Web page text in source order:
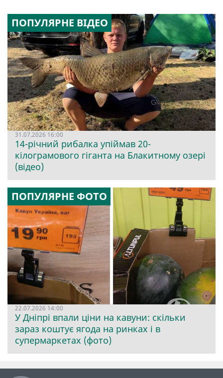
ПОПУЛЯРНЕ ВІДЕО
31.07.2026 16:00
14-річний рибалка упіймав 20-
кілограмового гіганта на Блакитному озері
(відео)
ПОПУЛЯРНЕ ФОТО
22.07.2026 14:00
У Дніпрі впали ціни на кавуни: скільки
зараз коштує ягода на ринках і в
супермаркетах (фото)